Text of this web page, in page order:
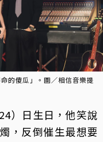
的傻瓜」。圖／相信音樂提
）日生日，他笑說
，反倒催生最想要